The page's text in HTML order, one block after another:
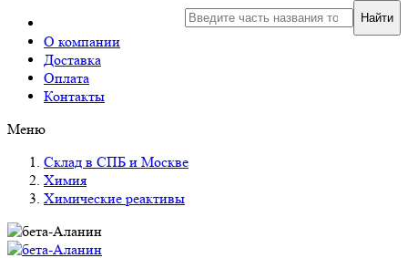
О компании
Доставка
Оплата
Контакты
Найти
Меню
Склад в СПБ и Москве
Химия
Химические реактивы